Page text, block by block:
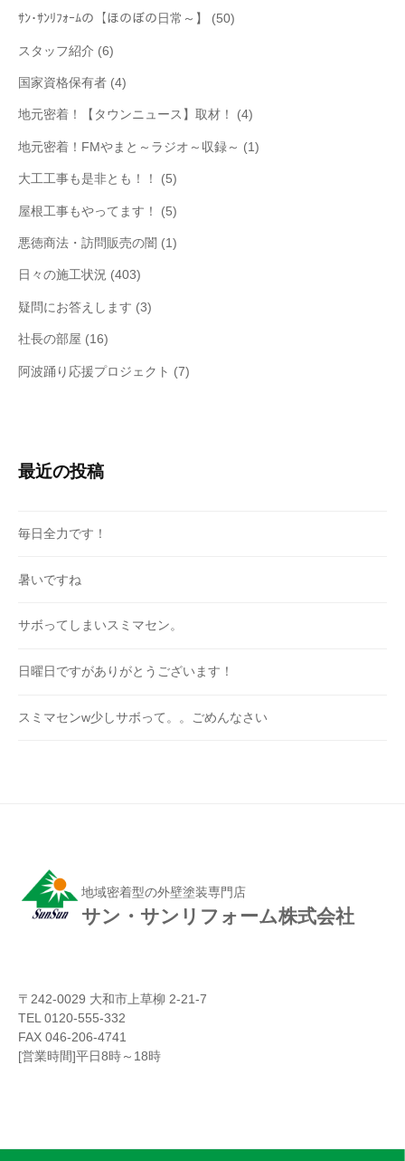
ｻﾝ･ｻﾝﾘﾌｫｰﾑの【ほのぼの日常～】 (50)
スタッフ紹介 (6)
国家資格保有者 (4)
地元密着！【タウンニュース】取材！ (4)
地元密着！FMやまと～ラジオ～収録～ (1)
大工工事も是非とも！！ (5)
屋根工事もやってます！ (5)
悪徳商法・訪問販売の闇 (1)
日々の施工状況 (403)
疑問にお答えします (3)
社長の部屋 (16)
阿波踊り応援プロジェクト (7)
最近の投稿
毎日全力です！
暑いですね
サボってしまいスミマセン。
日曜日ですがありがとうございます！
スミマセンw少しサボって。。ごめんなさい
地域密着型の外壁塗装専門店
サン・サンリフォーム株式会社
〒242-0029 大和市上草柳 2-21-7
TEL 0120-555-332
FAX 046-206-4741
[営業時間]平日8時～18時